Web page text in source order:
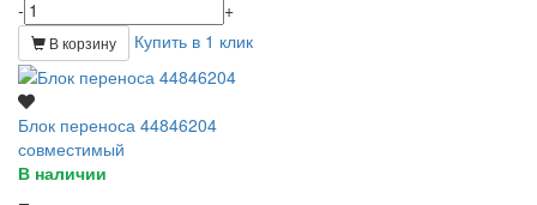
-
+
В корзину Купить в 1 клик
Блок переноса 44846204
совместимый
В наличии